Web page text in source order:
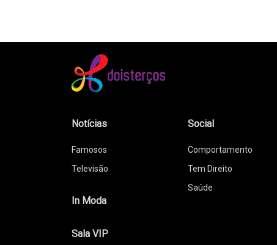
Notícias
Famosos
Televisão
In Moda
Sala VIP
Social
Comportamento
Tem Direito
Saúde